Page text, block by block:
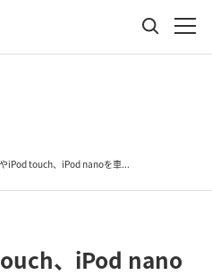
iPod touch、iPod nanoを車...
、iPod nano